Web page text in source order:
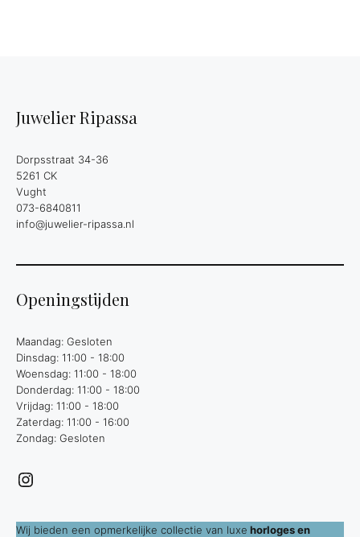
Juwelier Ripassa
Dorpsstraat 34-36
5261 CK
Vught
073-6840811
info@juwelier-ripassa.nl
Openingstijden
Maandag: Gesloten
Dinsdag: 11:00 - 18:00
Woensdag: 11:00 - 18:00
Donderdag: 11:00 - 18:00
Vrijdag: 11:00 - 18:00
Zaterdag: 11:00 - 16:00
Zondag: Gesloten
Instagram
Wij bieden een opmerkelijke collectie van luxe horloges en